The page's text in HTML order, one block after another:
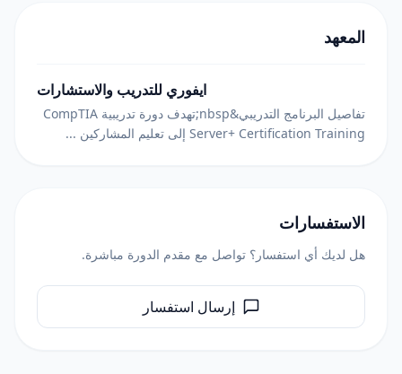
المعهد
ايفوري للتدريب والاستشارات
تفاصيل البرنامج التدريبي&nbsp;تهدف دورة تدريبية CompTIA
Server+ Certification Training إلى تعليم المشاركين ...
الاستفسارات
هل لديك أي استفسار؟ تواصل مع مقدم الدورة مباشرة.
إرسال استفسار